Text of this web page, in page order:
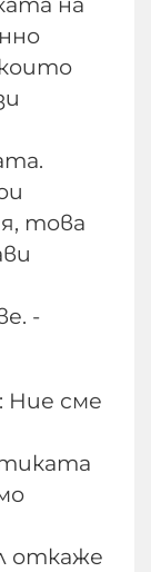
това
-
Ние сме
откаже